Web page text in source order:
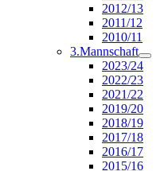
2012/13
2011/12
2010/11
3.Mannschaft
2023/24
2022/23
2021/22
2019/20
2018/19
2017/18
2016/17
2015/16